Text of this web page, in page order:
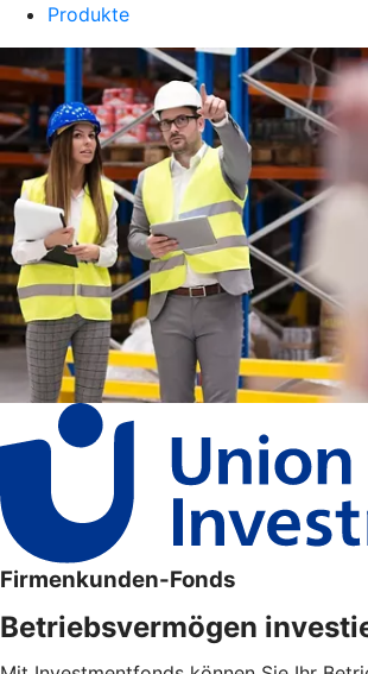
Produkte
Firmenkunden-Fonds
Betriebsvermögen